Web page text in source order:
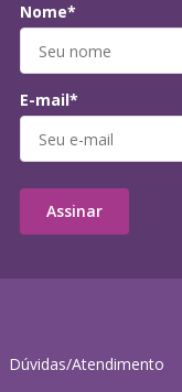
Dúvidas/Atendimento
Nome*
E-mail*
Assinar